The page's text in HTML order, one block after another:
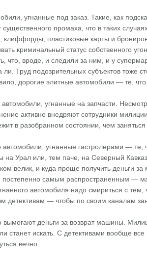
угнанные под заказ. Такие, как
существенного промаха, что в таких
клиффорды, пластиковые карты и
криминальный статус собственного
что, вроде, и следили за ним, и у
ли. Труд подозрительных субъектов тоже
дорогие элитные автомобили — те,
автомобили, угнанные на запчасти.
активно внедряют сотрудники
в разобранном состоянии, чем
автомобили, угнанные гастролерами — те,
на Урал или, тем паче, на Северный
велик, и куда проще получить деньги
постепенно самым распространенным —
автомобиля надо смириться с
детективам — чтобы по своим каналам
вымогают деньги за возврат машины.
станет искать. С детективами вообще
вечно.